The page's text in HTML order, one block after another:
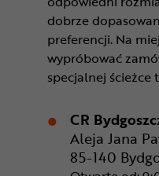
dobrze
preferencji. Na
wypróbować
specjalnej ścieżce
CR
Aleja Jana
85-140